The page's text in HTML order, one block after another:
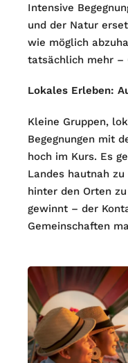
Intensive
und der Natur
wie möglich
tatsächlich mehr –
Lokales Erleben:
Kleine Gruppen,
Begegnungen mit
hoch im Kurs. Es
Landes hautnah
hinter den Orten
gewinnt – der
Gemeinschaften